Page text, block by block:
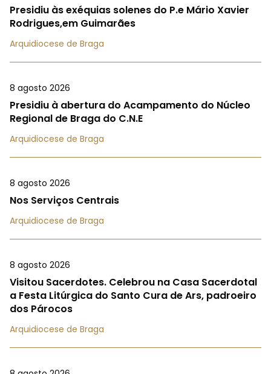
Presidiu às exéquias solenes do P.e Mário Xavier
Rodrigues,em Guimarães
Arquidiocese de Braga
8 agosto 2026
Presidiu à abertura do Acampamento do Núcleo
Regional de Braga do C.N.E
Arquidiocese de Braga
8 agosto 2026
Nos Serviços Centrais
Arquidiocese de Braga
8 agosto 2026
Visitou Sacerdotes. Celebrou na Casa Sacerdotal
a Festa Litúrgica do Santo Cura de Ars, padroeiro
dos Párocos
Arquidiocese de Braga